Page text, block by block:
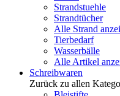
Strandstuehle
Strandtücher
Alle Strand
Tierbedarf
Wasserbälle
Alle Artikel
Schreibwaren
Zurück zu allen